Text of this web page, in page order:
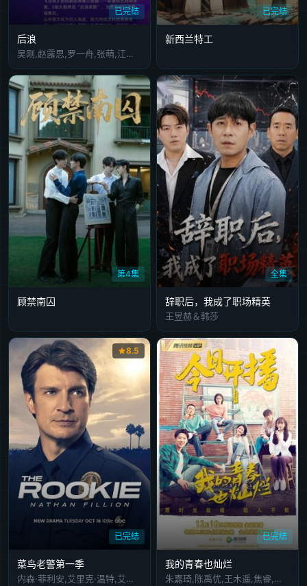
已完结
后浪
吴刚,赵露思,罗一舟,张萌,江珊,周澄奥
已完结
新西兰特工
第4集
顾禁南囚
全集
辞职后，我成了职场精英
王昱赫＆韩莎
已完结
8.5
菜鸟老警第一季
内森·菲利安,艾里克·温特,艾尔莎·迪亚茨,理查德·琼斯,小泰特斯·马金,梅赛德丝·马索霍,麦丽莎·奥尼尔,阿芙顿·威廉姆森,莫洽·梦若,戴维·德桑托斯,丹尼·努齐,阿蒂克斯·巴塔坎,汤姆·麦克科马斯,莱恩·米歇尔·巴特,朱莉·安·埃默里,卡梅伦·格哈雷,卡伊·伦诺克斯,迈克尔·马西尼,杰伊·阿里,布兰妮·罗斯,韩吉洋,乔·威廉森,Michael,Chaturantabut,金·约翰斯顿·乌尔里希,玛丽阿尔比,劳洛·查坦德,Clint,Culp,卫斯理·乔纳森,Anthony,Bonaventura,多里
已完结
我的青春也灿烂
朱嘉琦,陈禹优,王木遥,焦睿,徐言雨,翟宇佳,耿乐,金巧巧,魏尊,罗康